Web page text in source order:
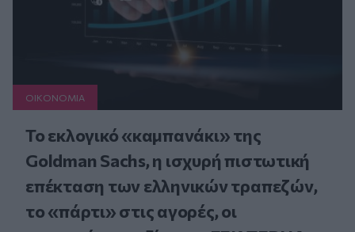
ΟΙΚΟΝΟΜΙΑ
Το εκλογικό «καμπανάκι» της
Goldman Sachs, η ισχυρή πιστωτική
επέκταση των ελληνικών τραπεζών,
το «πάρτι» στις αγορές, οι